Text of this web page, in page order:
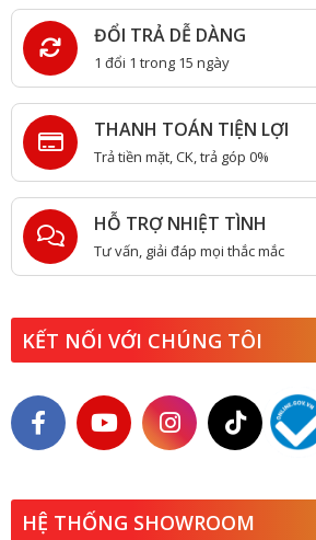
ĐỔI TRẢ DỄ DÀNG
1 đổi 1 trong 15 ngày
THANH TOÁN TIỆN LỢI
Trả tiền mặt, CK, trả góp 0%
HỖ TRỢ NHIỆT TÌNH
Tư vấn, giải đáp mọi thắc mắc
KẾT NỐI VỚI CHÚNG TÔI
HỆ THỐNG SHOWROOM